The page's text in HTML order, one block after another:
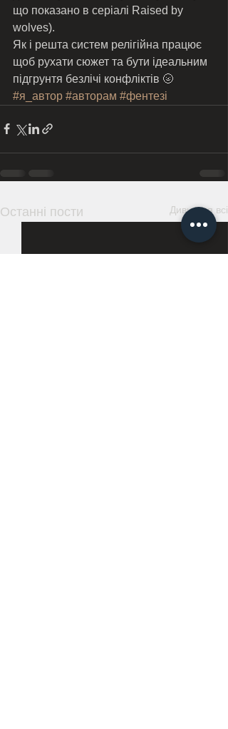
що показано в серіалі Raised by
wolves).
Як і решта систем релігійна працює
щоб рухати сюжет та бути ідеальним
підгрунтя безлічі конфліктів 🌝
#я_автор #авторам #фентезі
Останні пости Дивитися всі